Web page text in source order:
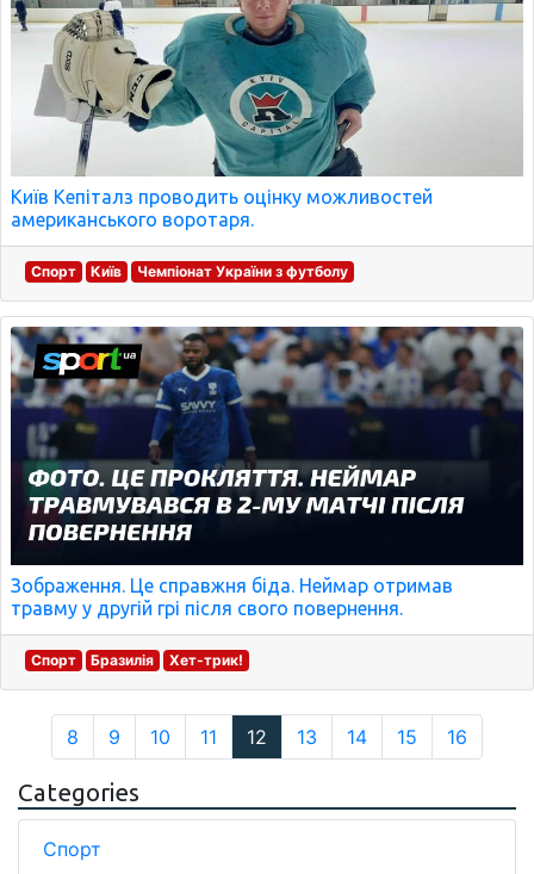
Київ Кепіталз проводить оцінку можливостей
американського воротаря.
Спорт Київ Чемпіонат України з футболу
Зображення. Це справжня біда. Неймар отримав
травму у другій грі після свого повернення.
Спорт Бразилія Хет-трик!
8 9 10 11 12 13 14 15 16
Categories
Спорт